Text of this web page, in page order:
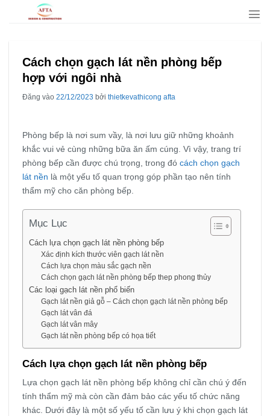
Cách chọn gạch lát nền phòng bếp
hợp với ngôi nhà
Đăng vào 22/12/2023 bởi thietkevathicong afta
Phòng bếp là nơi sum vầy, là nơi lưu giữ những khoảnh
khắc vui vẻ cùng những bữa ăn ấm cúng. Vì vậy, trang trí
phòng bếp cần được chú trọng, trong đó cách chọn gạch
lát nền là một yếu tố quan trọng góp phần tạo nên tính
thẩm mỹ cho căn phòng bếp.
Mục Lục
Cách lựa chọn gạch lát nền phòng bếp
Xác định kích thước viên gạch lát nền
Cách lựa chọn màu sắc gạch nền
Cách chọn gạch lát nền phòng bếp thep phong thủy
Các loại gạch lát nền phổ biến
Gạch lát nền giả gỗ – Cách chọn gạch lát nền phòng bếp
Gạch lát vân đá
Gạch lát vân mây
Gạch lát nền phòng bếp có họa tiết
Cách lựa chọn gạch lát nền phòng bếp
Lựa chọn gạch lát nền phòng bếp không chỉ cần chú ý đến
tính thẩm mỹ mà còn cần đảm bảo các yếu tố chức năng
khác. Dưới đây là một số yếu tố cần lưu ý khi chọn gạch lát